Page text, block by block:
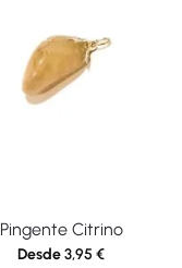
Pingente Citrino
Desde3,95€